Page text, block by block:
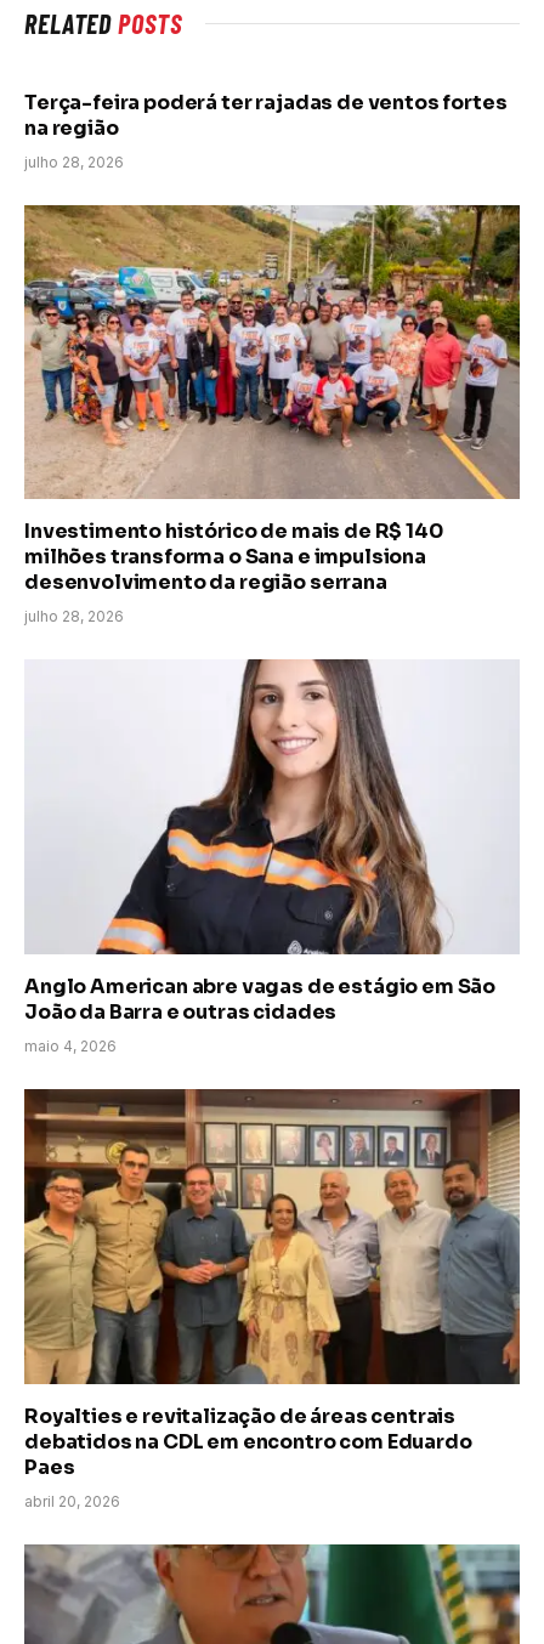
RELATEDPOSTS
Terça-feira poderá ter rajadas de ventos fortes
na região
julho 28, 2026
Investimento histórico de mais de R$ 140
milhões transforma o Sana e impulsiona
desenvolvimento da região serrana
julho 28, 2026
Anglo American abre vagas de estágio em São
João da Barra e outras cidades
maio 4, 2026
Royalties e revitalização de áreas centrais
debatidos na CDL em encontro com Eduardo
Paes
abril 20, 2026